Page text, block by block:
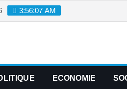
3:56:07 AM
ECONOMIE